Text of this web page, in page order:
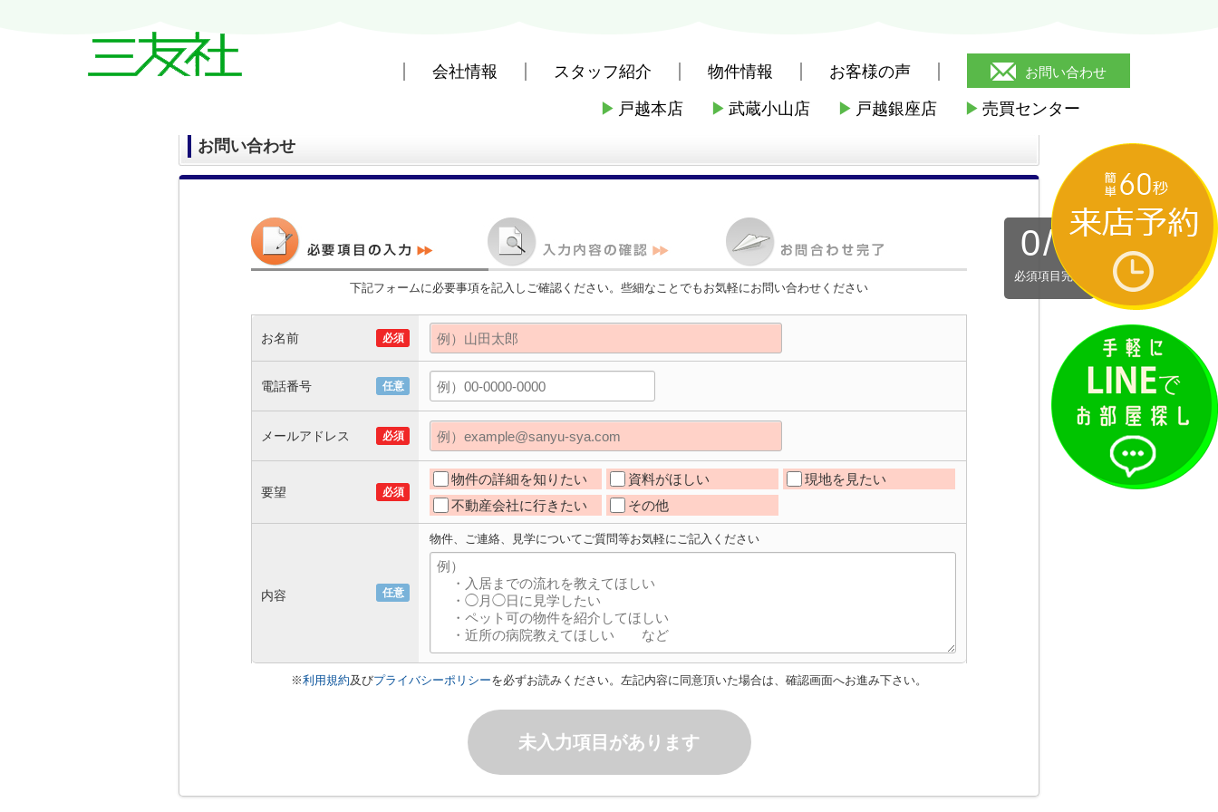
会社情報 スタッフ紹介 物件情報 お客様の声 お問い合わせ
▶ 戸越本店 ▶ 武蔵小山店 ▶ 戸越銀座店 ▶ 売買センター
お問い合わせ
0/3
必須項目完了
下記フォームに必要事項を記入しご確認ください。些細なことでもお気軽にお問い合わせください
お名前 必須
電話番号 任意
メールアドレス 必須
要望 必須
物件の詳細を知りたい 資料がほしい
現地を見たい
不動産会社に行きたい
その他
内容 任意
物件、ご連絡、見学についてご質問等お気軽にご記入ください
※利用規約及びプライバシーポリシーを必ずお読みください。左記内容に同意頂いた場合は、確認画面へお進み下さい。
未入力項目があります